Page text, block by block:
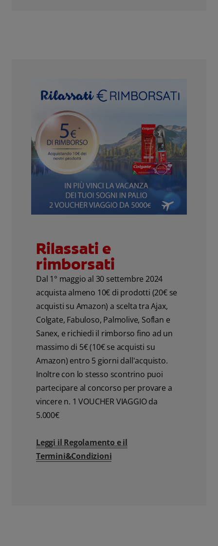
Rilassati e
rimborsati
Dal 1° maggio al 30 settembre 2024
acquista almeno 10€ di prodotti (20€ se
acquisti su Amazon) a scelta tra Ajax,
Colgate, Fabuloso, Palmolive, Soflan e
Sanex, e richiedi il rimborso fino ad un
massimo di 5€ (10€ se acquisti su
Amazon) entro 5 giorni dall'acquisto.
Inoltre con lo stesso scontrino puoi
partecipare al concorso per provare a
vincere n. 1 VOUCHER VIAGGIO da
5.000€
Leggi il Regolamento e il
Termini&Condizioni